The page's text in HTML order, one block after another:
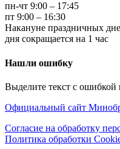
пн-чт 9:00 – 17:45
пт 9:00 – 16:30
Накануне праздничных
дня сокращается на 1 час
Нашли ошибку
Выделите текст с
Официальный сайт
Согласие на обработку
Политика обработки